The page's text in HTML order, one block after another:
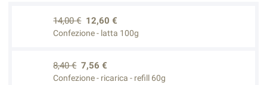
14,00 € 12,60 €
Confezione - latta 100g
8,40 € 7,56 €
Confezione - ricarica - refill 60g